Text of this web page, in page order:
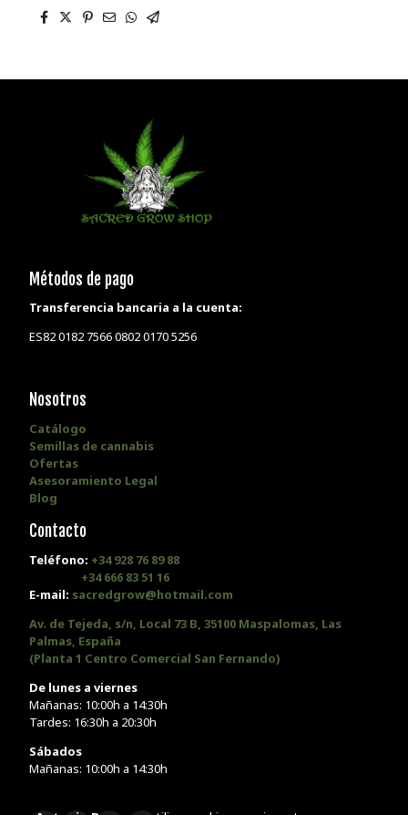
Métodos de pago
Transferencia bancaria a la cuenta:
ES82 0182 7566 0802 0170 5256
Nosotros
Catálogo
Semillas de cannabis
Ofertas
Asesoramiento Legal
Blog
Contacto
Teléfono: +34 928 76 89 88
+34 666 83 51 16
E-mail: sacredgrow@hotmail.com
Av. de Tejeda, s/n, Local 73 B, 35100 Maspalomas, Las
Palmas, España
(Planta 1 Centro Comercial San Fernando)
De lunes a viernes
Mañanas: 10:00h a 14:30h
Tardes: 16:30h a 20:30h
Sábados
Mañanas: 10:00h a 14:30h